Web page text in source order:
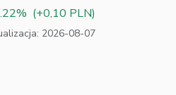
(+0,10 PLN)
2026-08-07